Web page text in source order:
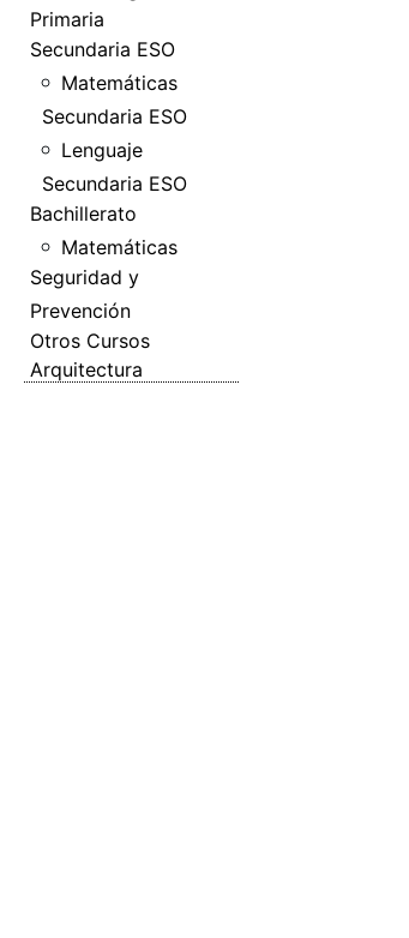
Primaria
Secundaria ESO
Matemáticas
Secundaria ESO
Lenguaje
Secundaria ESO
Bachillerato
Matemáticas
Seguridad y
Prevención
Otros Cursos
Arquitectura